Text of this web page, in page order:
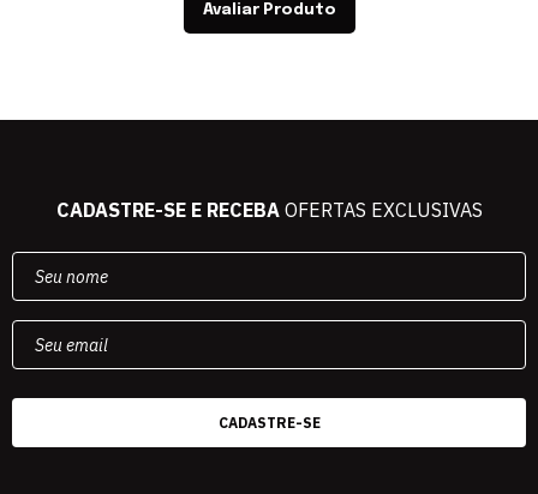
Avaliar Produto
CADASTRE-SE E RECEBAOFERTAS EXCLUSIVAS